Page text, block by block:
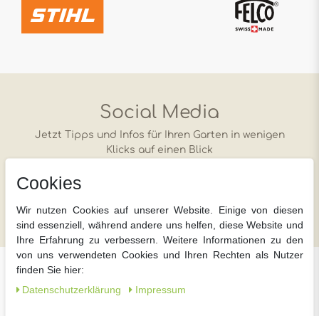
Social Media
Jetzt Tipps und Infos für Ihren Garten in wenigen
Klicks auf einen Blick
instagram facebook YouTube
Über meingartencenter24.de
Cookies
Wir nutzen Cookies auf unserer Website. Einige von diesen
sind essenziell, während andere uns helfen, diese Website und
Ihre Erfahrung zu verbessern. Weitere Informationen zu den
von uns verwendeten Cookies und Ihren Rechten als Nutzer
finden Sie hier:
Daten­schutz­erklärung
Impressum